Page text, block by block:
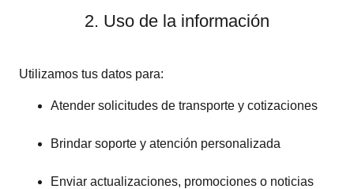
2. Uso de la información
Utilizamos tus datos para:
Atender solicitudes de transporte y cotizaciones
Brindar soporte y atención personalizada
Enviar actualizaciones, promociones o noticias